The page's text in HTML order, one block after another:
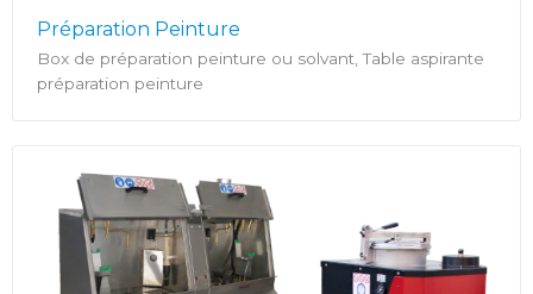
Préparation Peinture
Box de préparation peinture ou solvant, Table aspirante
préparation peinture